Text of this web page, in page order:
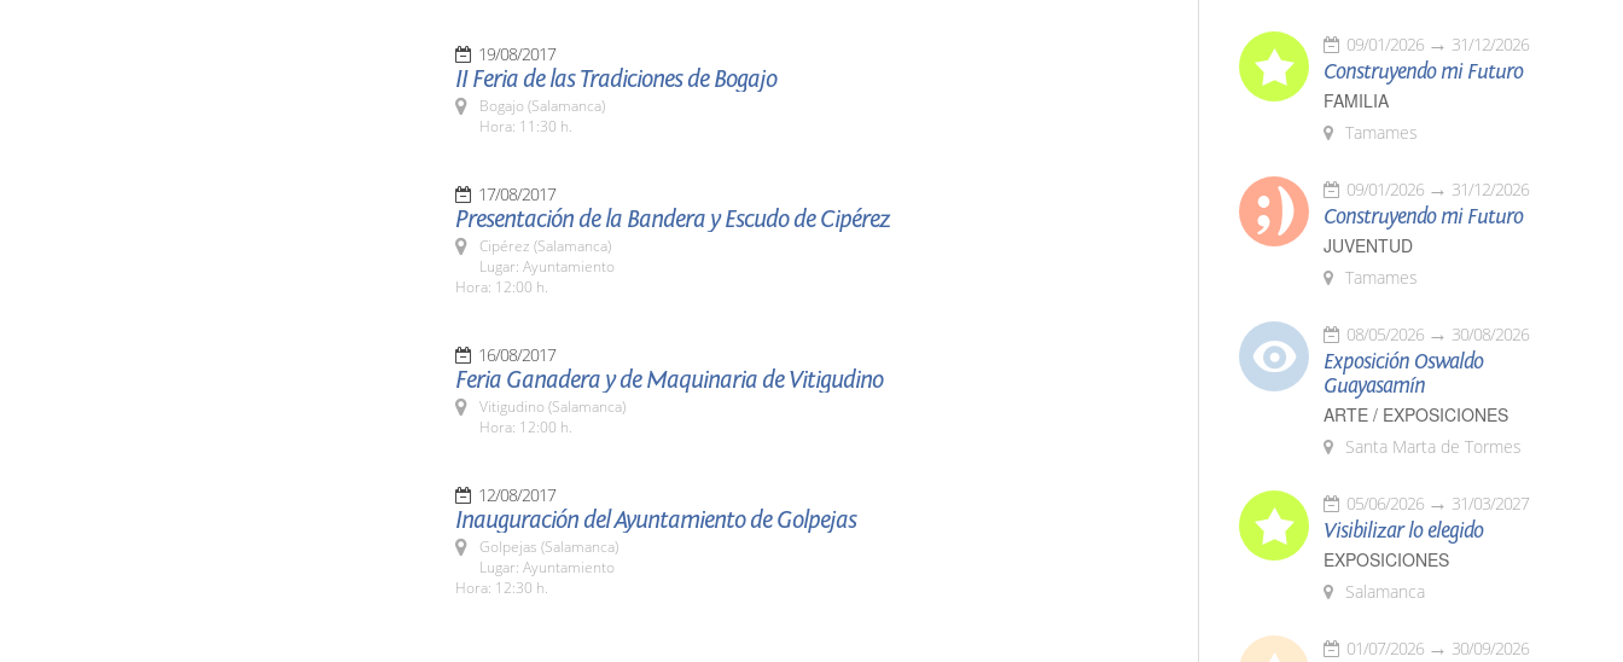
19/08/2017
II Feria de las Tradiciones de Bogajo
Bogajo (Salamanca)
Hora: 11:30 h.
17/08/2017
Presentación de la Bandera y Escudo de Cipérez
Cipérez (Salamanca)
Lugar: Ayuntamiento
Hora: 12:00 h.
16/08/2017
Feria Ganadera y de Maquinaria de Vitigudino
Vitigudino (Salamanca)
Hora: 12:00 h.
12/08/2017
Inauguración del Ayuntamiento de Golpejas
Golpejas (Salamanca)
Lugar: Ayuntamiento
Hora: 12:30 h.
09/01/2026 31/12/2026
Construyendo mi Futuro
FAMILIA
Tamames
09/01/2026 31/12/2026
Construyendo mi Futuro
JUVENTUD
Tamames
08/05/2026 30/08/2026
Exposición Oswaldo
Guayasamín
ARTE / EXPOSICIONES
Santa Marta de Tormes
05/06/2026 31/03/2027
Visibilizar lo elegido
EXPOSICIONES
Salamanca
01/07/2026 30/09/2026